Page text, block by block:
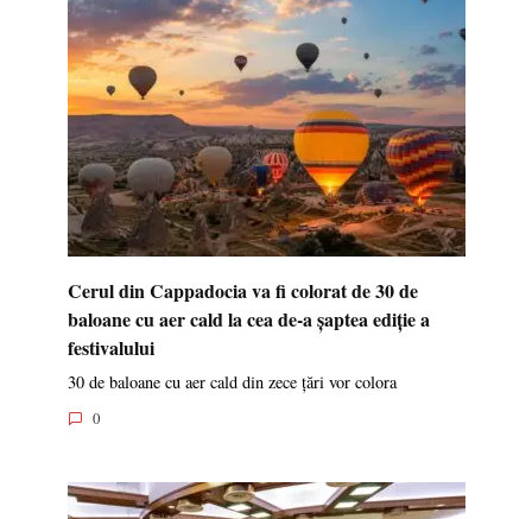
Cerul din Cappadocia va fi colorat de 30 de
baloane cu aer cald la cea de-a șaptea ediție a
festivalului
30 de baloane cu aer cald din zece țări vor colora
0